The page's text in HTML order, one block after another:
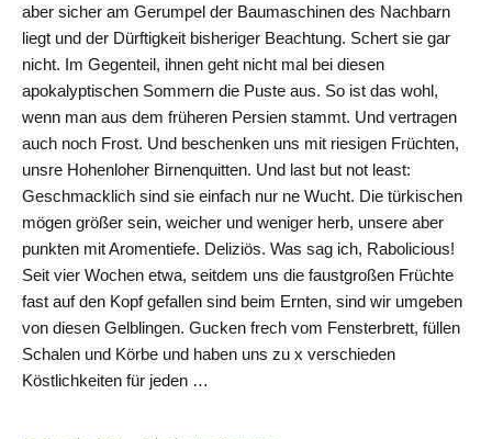
aber sicher am Gerumpel der Baumaschinen des Nachbarn
liegt und der Dürftigkeit bisheriger Beachtung. Schert sie gar
nicht. Im Gegenteil, ihnen geht nicht mal bei diesen
apokalyptischen Sommern die Puste aus. So ist das wohl,
wenn man aus dem früheren Persien stammt. Und vertragen
auch noch Frost. Und beschenken uns mit riesigen Früchten,
unsre Hohenloher Birnenquitten. Und last but not least:
Geschmacklich sind sie einfach nur ne Wucht. Die türkischen
mögen größer sein, weicher und weniger herb, unsere aber
punkten mit Aromentiefe. Deliziös. Was sag ich, Rabolicious!
Seit vier Wochen etwa, seitdem uns die faustgroßen Früchte
fast auf den Kopf gefallen sind beim Ernten, sind wir umgeben
von diesen Gelblingen. Gucken frech vom Fensterbrett, füllen
Schalen und Körbe und haben uns zu x verschieden
Köstlichkeiten für jeden …